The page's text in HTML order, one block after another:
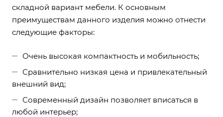
складной вариант мебели. К основным
преимуществам данного изделия можно отнести
следующие факторы:
Очень высокая компактность и мобильность;
Сравнительно низкая цена и привлекательный
внешний вид;
Современный дизайн позволяет вписаться в
любой интерьер;